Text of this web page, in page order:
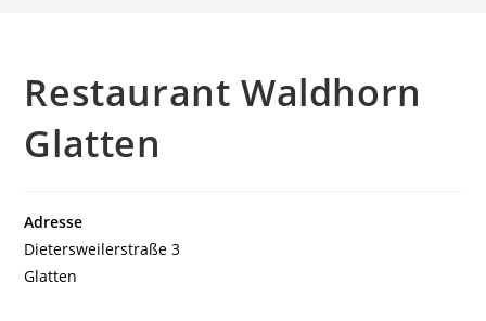
Restaurant Waldhorn
Glatten
Adresse
Dietersweilerstraße 3
Glatten